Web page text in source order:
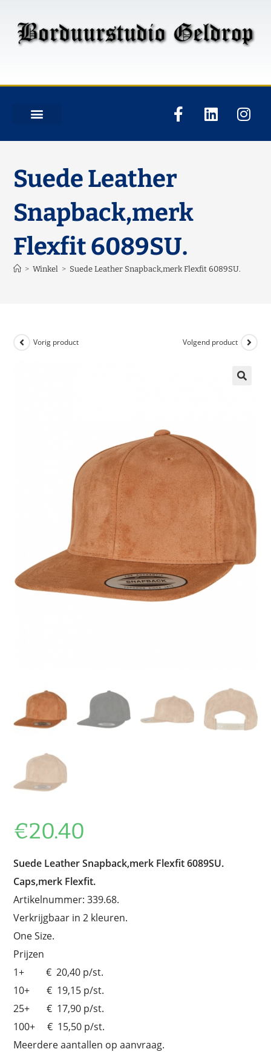
Suede Leather
Snapback,merk
Flexfit 6089SU.
> Winkel > Suede Leather Snapback,merk Flexfit 6089SU.
Vorig product Volgend product
€20.40
Suede Leather Snapback,merk Flexfit 6089SU.
Caps,merk Flexfit.
Artikelnummer: 339.68.
Verkrijgbaar in 2 kleuren.
One Size.
Prijzen
1+ € 20,40 p/st.
10+ € 19,15 p/st.
25+ € 17,90 p/st.
100+ € 15,50 p/st.
Meerdere aantallen op aanvraag.